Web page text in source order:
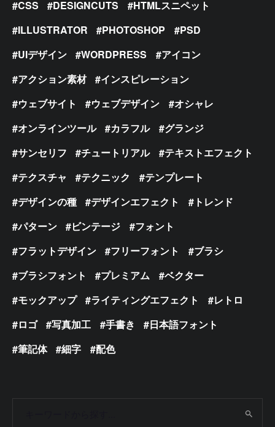
CSS DESIGNCUTS
HTMLスニペット
ILLUSTRATOR
PHOTOSHOP
PSD
UIデザイン
WORDPRESS
アイコン
アクション素材
インスピレーション
ウェブサイト
ウェブデザイン
オシャレ
オンラインツール
カラフル
グランジ
サンセリフ
チュートリアル
テキストエフェクト
テクスチャ
テクニック
テンプレート
デザインの種
デザインエフェクト
トレンド
パターン
ビンテージ
フォント
フラットデザイン
フリーフォント
ブラシ
ブラシフォント
プレミアム
ベクター
モックアップ
ライティングエフェクト
レトロ
ロゴ
写真加工 手書き
日本語フォント
筆記体
細字 配色